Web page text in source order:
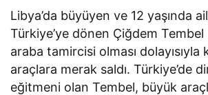
Libya’da büyüyen ve 12 yaşında
Türkiye’ye dönen Çiğdem Tembel
araba tamircisi olması dolayısıyla
araçlara merak saldı. Türkiye’de
eğitmeni olan Tembel, büyük